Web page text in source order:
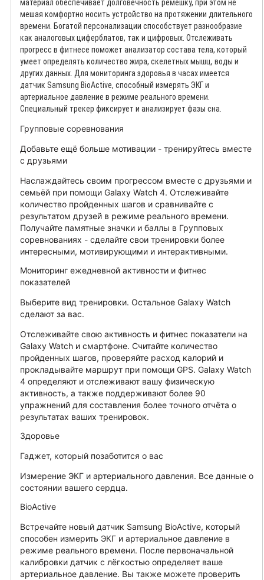
материал обеспечивает долговечность ремешку, при этом не
мешая комфортно носить устройство на протяжении длительного
времени. Богатой персонализации способствует разнообразие
как аналоговых циферблатов, так и цифровых. Отслеживать
прогресс в фитнесе поможет анализатор состава тела, который
умеет определять количество жира, скелетных мышц, воды и
других данных. Для мониторинга здоровья в часах имеется
датчик Samsung BioActive, способный измерять ЭКГ и
артериальное давление в режиме реального времени.
Специальный трекер фиксирует и анализирует фазы сна.
Групповые соревнования
Добавьте ещё больше мотивации - тренируйтесь вместе
с друзьями
Наслаждайтесь своим прогрессом вместе с друзьями и
семьёй при помощи Galaxy Watch 4. Отслеживайте
количество пройденных шагов и сравнивайте с
результатом друзей в режиме реального времени.
Получайте памятные значки и баллы в Групповых
соревнованиях - сделайте свои тренировки более
интересными, мотивирующими и интерактивными.
Мониторинг ежедневной активности и фитнес
показателей
Выберите вид тренировки. Остальное Galaxy Watch
сделают за вас.
Отслеживайте свою активность и фитнес показатели на
Galaxy Watch и смартфоне. Считайте количество
пройденных шагов, проверяйте расход калорий и
прокладывайте маршрут при помощи GPS. Galaxy Watch
4 определяют и отслеживают вашу физическую
активность, а также поддерживают более 90
упражнений для составления более точного отчёта о
результатах ваших тренировок.
Здоровье
Гаджет, который позаботится о вас
Измерение ЭКГ и артериального давления. Все данные о
состоянии вашего сердца.
BioActive
Встречайте новый датчик Samsung BioActive, который
способен измерить ЭКГ и артериальное давление в
режиме реального времени. После первоначальной
калибровки датчик с лёгкостью определяет ваше
артериальное давление. Вы также можете проверить